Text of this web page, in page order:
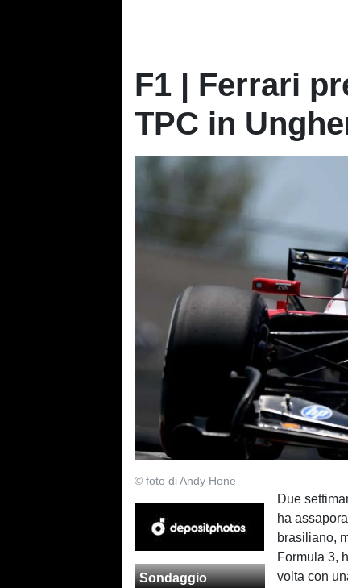
F1 | Ferrari
TPC in
© foto di Andy Hone
Sondaggio
Due
ha
brasiliano,
Formula 3,
volta con